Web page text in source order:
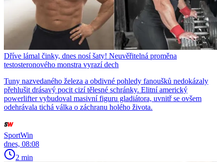
Dříve lámal činky, dnes nosí šaty! Neuvěřitelná proměna
testosteronového monstra vyrazí dech
Tuny nazvedaného železa a obdivné pohledy fanoušků nedokázaly
přehlušit drásavý pocit cizí tělesné schránky. Elitní americký
powerlifter vybudoval masivní figuru gladiátora, uvnitř se ovšem
odehrávala tichá válka o záchranu holého života.
SportWin
dnes, 08:08
2 min